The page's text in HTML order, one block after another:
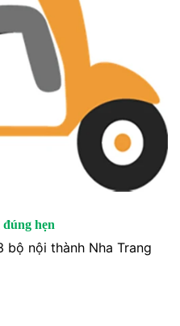
hẹn
bộ nội thành Nha Trang